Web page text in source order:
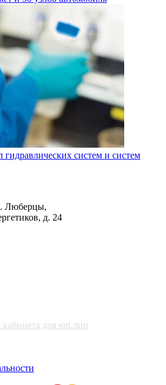
гидравлических систем и систем
Люберцы,
д. 24
для юр.лиц